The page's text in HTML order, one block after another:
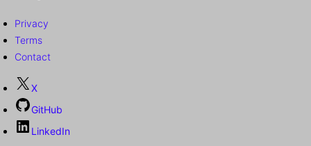
Privacy
Terms
Contact
X
GitHub
LinkedIn